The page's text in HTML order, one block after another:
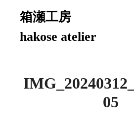
箱瀬工房
hakose atelier
05